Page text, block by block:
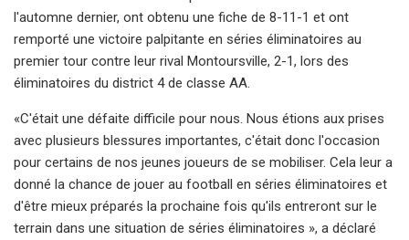
l'automne dernier, ont obtenu une fiche de 8-11-1 et ont
remporté une victoire palpitante en séries éliminatoires au
premier tour contre leur rival Montoursville, 2-1, lors des
éliminatoires du district 4 de classe AA.
«C'était une défaite difficile pour nous. Nous étions aux prises
avec plusieurs blessures importantes, c'était donc l'occasion
pour certains de nos jeunes joueurs de se mobiliser. Cela leur a
donné la chance de jouer au football en séries éliminatoires et
d'être mieux préparés la prochaine fois qu'ils entreront sur le
terrain dans une situation de séries éliminatoires », a déclaré